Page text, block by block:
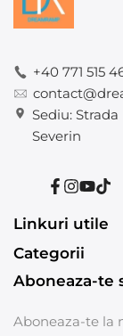
+40 771 515
Sediu: Strada
Severin
Facebook
Linkuri utile
Formular retur
Termeni
Politica de
Categorii
Mopuri cu
Aboneaza-te
Aboneaza-te la